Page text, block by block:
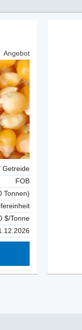
Angebot
Getreide
FOB
Tonnen)
$/Tonne